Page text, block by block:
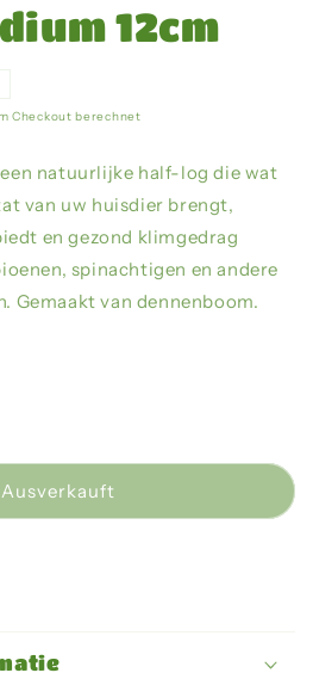
12cm
Checkout berechnet
natuurlijke half-log die wat
van uw huisdier brengt,
en gezond klimgedrag
spinachtigen en andere
Gemaakt van dennenboom.
Ausverkauft